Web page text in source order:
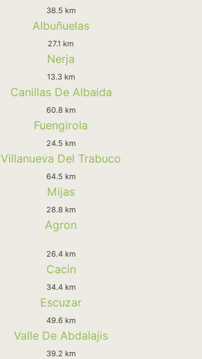
38.5 km
Albuñuelas
27.1 km
Nerja
13.3 km
Canillas De Albaida
60.8 km
Fuengirola
24.5 km
Villanueva Del Trabuco
64.5 km
Mijas
28.8 km
Agron
26.4 km
Cacin
34.4 km
Escuzar
49.6 km
Valle De Abdalajis
39.2 km